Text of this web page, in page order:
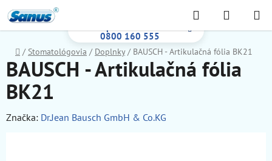
na
obsah
0800 160 555
Hľadať
KOŠÍK
Domov
/ Stomatológovia / Doplnky / BAUSCH - Artikulačná fólia BK21
BAUSCH - Artikulačná fólia
BK21
Značka: Dr.Jean Bausch GmbH & Co.KG